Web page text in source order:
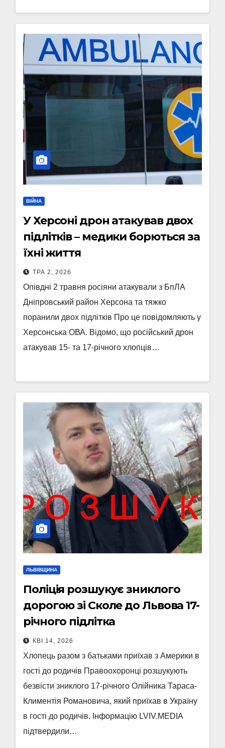
ВІЙНА
У Херсоні дрон атакував двох
підлітків – медики борються за
їхні життя
ТРА 2, 2026
Опівдні 2 травня росіяни атакували з БпЛА
Дніпровський район Херсона та тяжко
поранили двох підлітків Про це повідомляють у
Херсонська ОВА. Відомо, що російський дрон
атакував 15- та 17-річного хлопців…
ЛЬВІВЩИНА
Поліція розшукує зниклого
дорогою зі Сколе до Львова 17-
річного підлітка
КВІ 14, 2026
Хлопець разом з батьками приїхав з Америки в
гості до родичів Правоохоронці розшукують
безвісти зниклого 17-річного Олійника Тараса-
Климентія Романовича, який приїхав в Україну
в гості до родичів. Інформацію LVIV.MEDIA
підтвердили…